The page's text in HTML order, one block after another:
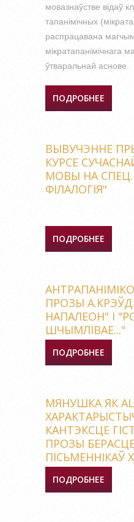
мовазнаўстве відаў
тапанімічных
распрацавана
мікратапанімічнага
ўтваральнай аснове.
ПОДРОБНЕЕ
ВЫВУЧЭННЕ
КУРСЕ
МОВЫ НА СПЕЦ.
ФІЛАЛОГІЯ"
ПОДРОБНЕЕ
Ў
ПРОЗЫ
НАПАЛЕОН" І
ШЧЫМЛІВАЕ..."
ПОДРОБНЕЕ
МЯНУШКА ЯК
КАНТЭКСЦЕ
ПРОЗЫ
ПІСЬМЕННІКАЎ
ПОДРОБНЕЕ